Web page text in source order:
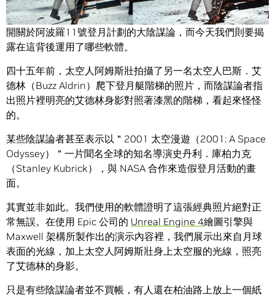
我們的演示小組上月運用自家嶄新的 Maxwell 架構 GPU，揭
開關於阿波羅11號登月計劃的大陰謀論，而今天我們則要揭
露在這背後運用了哪些軟體。
四十五年前，太空人阿姆斯壯拍攝了另一名太空人巴斯．艾
德林（Buzz Aldrin）爬下登月艇階梯的照片，而陰謀論者指
出照片裡明亮的艾德林身影對照著漆黑的階梯，看起來怪怪
的。
某些陰謀論者甚至表示以＂2001 太空漫遊（2001: A Space
Odyssey）＂一片聞名全球的知名導演史丹利．庫柏力克
（Stanley Kubrick），與 NASA 合作來造假登月活動的畫
面。
其實並非如此。我們使用的軟體證明了這張經典照片絕對正
常無誤。在使用 Epic 公司的 Unreal Engine 4繪圖引擎與
Maxwell 架構所製作出的演示內容裡，我們展示出來自月球
表面的光線，加上太空人阿姆斯壯身上太空服的光線，照亮
了艾德林的身影。
只是有些陰謀論者並不買帳，有人還在柏油路上放上一個紙